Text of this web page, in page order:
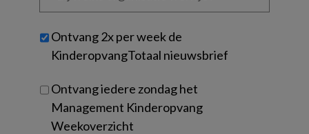
je?
Untitled
Ontvang 2x per week de
KinderopvangTotaal nieuwsbrief
Ontvang iedere zondag het
Management Kinderopvang
Weekoverzicht